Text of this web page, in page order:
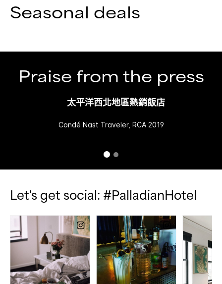
Seasonal deals
Praise from the press
太平洋西北地區熱銷飯店
Condé Nast Traveler, RCA 2019
Let's get social: #PalladianHotel